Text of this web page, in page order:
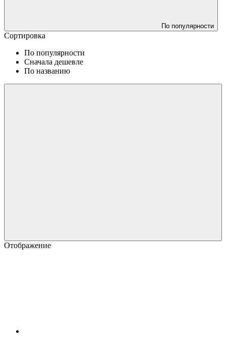
По популярности
Сортировка
По популярности
Сначала дешевле
По названию
Отображение